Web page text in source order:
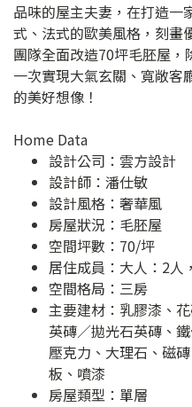
品味的屋主夫妻，在打造一
式、法式的歐美風格，刻畫
團隊全面改造70坪毛胚屋
一次實現大氣玄關、寬敞客
的美好想像！
Home Data
設計公司： 雲方設計
設計師：潘仕敏
設計風格：奢華風
房屋狀況：毛胚屋
空間坪數：70/坪
居住成員：大人：2人
空間格局：三房
主要建材：乳膠漆、
英磚／拋光石英磚、
壓克力、大理石、磁
板、噴漆
房屋類型：單層